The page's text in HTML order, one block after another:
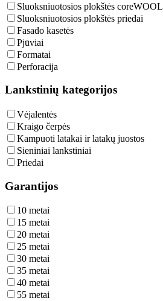
Sluoksniuotosios plokštės coreWOOL
Sluoksniuotosios plokštės priedai
Fasado kasetės
Pjūviai
Formatai
Perforacija
Lankstinių kategorijos
Vėjalentės
Kraigo čerpės
Kampuoti latakai ir latakų juostos
Sieniniai lankstiniai
Priedai
Garantijos
10 metai
15 metai
20 metai
25 metai
30 metai
35 metai
40 metai
55 metai